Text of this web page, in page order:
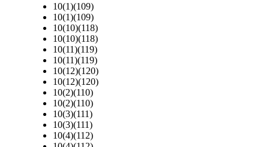
10(1)(109)
10(1)(109)
10(10)(118)
10(10)(118)
10(11)(119)
10(11)(119)
10(12)(120)
10(12)(120)
10(2)(110)
10(2)(110)
10(3)(111)
10(3)(111)
10(4)(112)